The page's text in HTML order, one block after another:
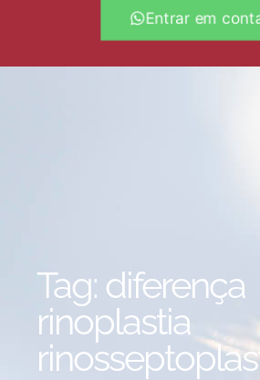
Entrar em
Tag: diferença
rinoplastia